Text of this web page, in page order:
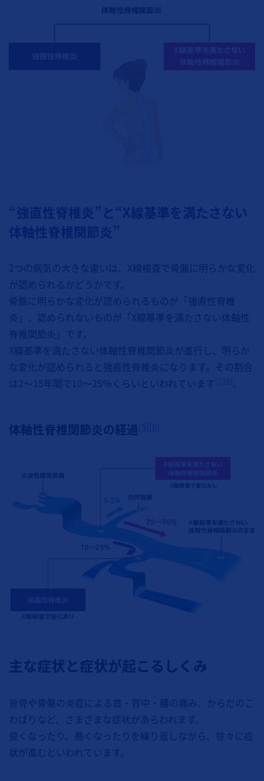
“強直性脊椎炎”と“X線基準を満たさない
体軸性脊椎関節炎”
2つの病気の大きな違いは、X線検査で骨盤に明らかな変化
が認められるかどうかです。
骨盤に明らかな変化が認められるものが「強直性脊椎
炎」、認められないものが「X線基準を満たさない体軸性
脊椎関節炎」です。
X線基準を満たさない体軸性脊椎関節炎が進行し、明らか
な変化が認められると強直性脊椎炎になります。その割合
は2～15年間で10～25％くらいといわれています [3] [4]
体軸性脊椎関節炎の経過 [5] [6]
主な症状と症状が起こるしくみ
背骨や骨盤の炎症による首・背中・腰の痛み、からだのこ
わばりなど、さまざまな症状があらわれます。
良くなったり、悪くなったりを繰り返しながら、徐々に症
状が進むといわれています。